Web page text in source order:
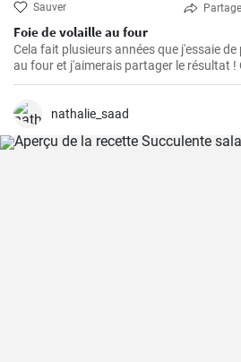
Sauver
Foie de volaille au four
Cela fait plusieurs années que j'essaie
au four et j'aimerais partager le résultat !
légèrement modifié la recette jusqu'à ce
nathalie_saad